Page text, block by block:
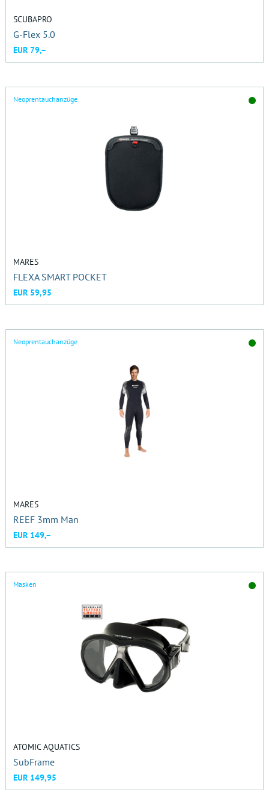
SCUBAPRO
G-Flex 5.0
EUR 79,–
Neoprentauchanzüge
MARES
FLEXA SMART POCKET
EUR 59,95
Neoprentauchanzüge
MARES
REEF 3mm Man
EUR 149,–
Masken
ATOMIC AQUATICS
SubFrame
EUR 149,95